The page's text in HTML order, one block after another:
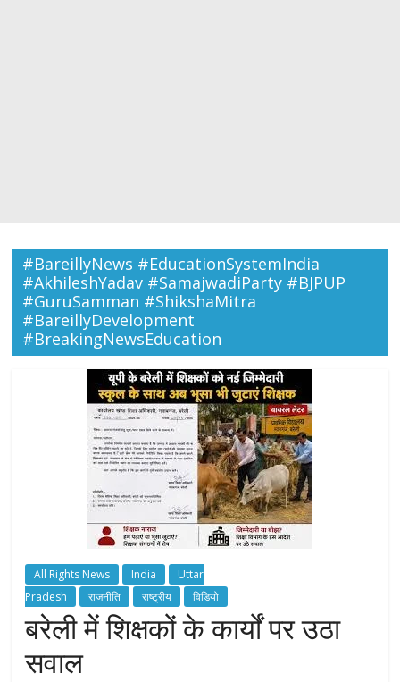
#BareillyNews #EducationSystemIndia
#AkhileshYadav #SamajwadiParty #BJPUP
#GuruSamman #ShikshaMitra
#BareillyDevelopment
#BreakingNewsEducation
All Rights News India
Uttar
Pradesh
राजनीति राष्ट्रीय विडियो
बरेली में शिक्षकों के कार्यों पर उठा
सवाल